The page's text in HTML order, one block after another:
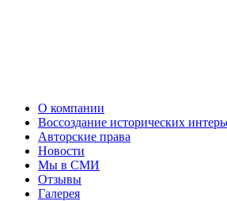
О компании
Воссоздание исторических
Авторские права
Новости
Мы в СМИ
Отзывы
Галерея